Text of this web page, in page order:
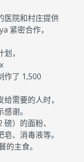
医院和村庄提供
紧密合作，
，
作了 1,500
需要的人时，
谢。
）的面粉、
、消毒液等。
的主食。